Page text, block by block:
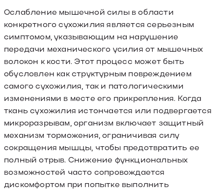
Ослабление мышечной силы в области
конкретного сухожилия является серьезным
симптомом, указывающим на нарушение
передачи механического усилия от мышечных
волокон к кости. Этот процесс может быть
обусловлен как структурным повреждением
самого сухожилия, так и патологическими
изменениями в месте его прикрепления. Когда
ткань сухожилия истончается или подвергается
микроразрывам, организм включает защитный
механизм торможения, ограничивая силу
сокращения мышцы, чтобы предотвратить ее
полный отрыв. Снижение функциональных
возможностей часто сопровождается
дискомфортом при попытке выполнить